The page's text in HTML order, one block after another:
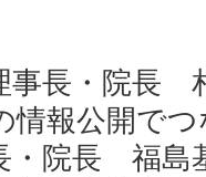
事長・院長
情報公開で
・院長 福島